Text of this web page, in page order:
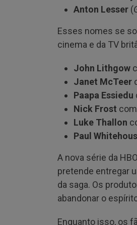
Anton Lesser (
Esses nomes se
cinema e da TV
John Lithgow
Janet McTeer
Paapa Essiedu
Nick Frost
Luke Thallon
Paul
A nova série da
pretende entregar
da saga. Os
abandonar o
Enquanto isso, os